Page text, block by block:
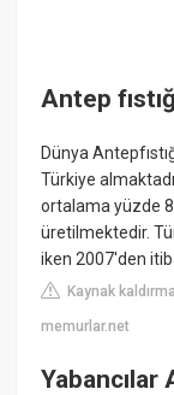
Antep
Dünya
Türkiye
ortalama yüzde
üretilmektedir.
iken 2007'den
Kaynak
memurlar.net
Yabancılar